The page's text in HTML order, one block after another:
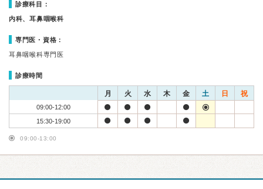
診療科目：
内科、耳鼻咽喉科
専門医・資格：
耳鼻咽喉科専門医
診療時間
月 火 水 木 金 土 日 祝
09:00-12:00
15:30-19:00
09:00-13:00